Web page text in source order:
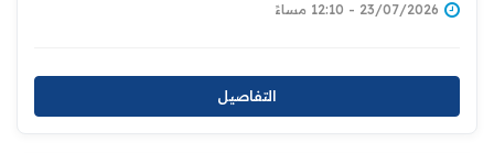
23/07/2026 - 12:10 مساءً
التفاصيل